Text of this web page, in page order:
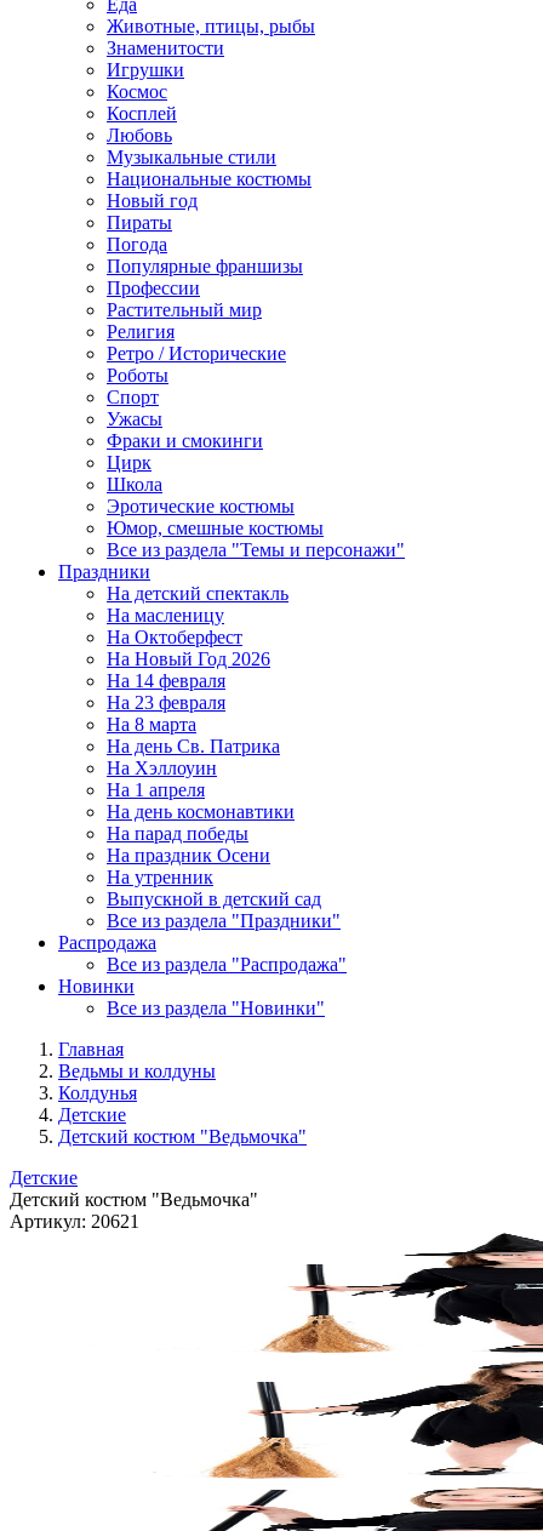
Еда
Животные, птицы, рыбы
Знаменитости
Игрушки
Космос
Косплей
Любовь
Музыкальные стили
Национальные костюмы
Новый год
Пираты
Погода
Популярные франшизы
Профессии
Растительный мир
Религия
Ретро / Исторические
Роботы
Спорт
Ужасы
Фраки и смокинги
Цирк
Школа
Эротические костюмы
Юмор, смешные костюмы
Все из раздела "Темы и персонажи"
Праздники
На детский спектакль
На масленицу
На Октоберфест
На Новый Год 2026
На 14 февраля
На 23 февраля
На 8 марта
На день Св. Патрика
На Хэллоуин
На 1 апреля
На день космонавтики
На парад победы
На праздник Осени
На утренник
Выпускной в детский сад
Все из раздела "Праздники"
Распродажа
Все из раздела "Распродажа"
Новинки
Все из раздела "Новинки"
Главная
Ведьмы и колдуны
Колдунья
Детские
Детский костюм "Ведьмочка"
Детские
Детский костюм "Ведьмочка"
Артикул: 20621